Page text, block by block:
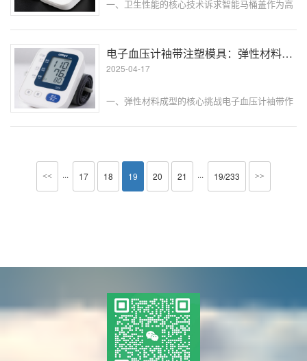
一、卫生性能的核心技术诉求智能马桶盖作为高
准：菌落总数≤50CFU/㎡，大肠杆菌、金黄色葡
萄球菌的抗菌率需≥99%，同时需耐受长期潮湿
环境（湿度≥80%）和清···
电子血压计袖带注塑模具：弹性材料的精准成型
2025-04-17
一、弹性材料成型的核心挑战电子血压计袖带作
量精度与用户体验。弹性材料（如 TPU、硅胶）
带气囊壁厚公差需控制在 ±0···
<< ··· 17 18 19 20 21 ··· 19/233 >>